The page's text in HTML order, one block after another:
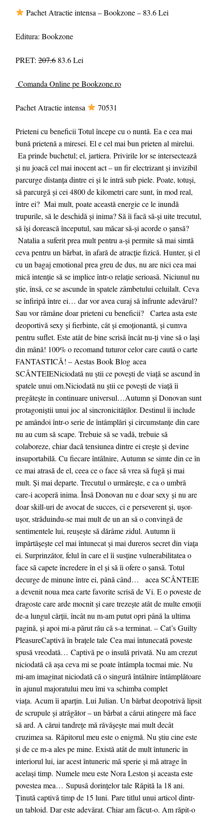
Pachet Atractie intensa – Bookzone – 83.6 Lei
Editura: Bookzone
PRET: 207.6 83.6 Lei
Comanda Online pe Bookzone.ro
Pachet Atractie intensa 70531
Prieteni cu beneficii Totul începe cu o nuntă. Ea e cea mai
bună prietenă a miresei. El e cel mai bun prieten al mirelui.
Ea prinde buchetul; el, jartiera. Privirile lor se intersectează
și nu joacă cel mai inocent act – un fir electrizant și invizibil
parcurge distanța dintre ei și le intră sub piele. Poate, totuși,
să parcurgă și cei 4800 de kilometri care sunt, în mod real,
între ei? Mai mult, poate această energie ce le inundă
trupurile, să le deschidă și inima? Să îi facă să-și uite trecutul,
să își dorească începutul, sau măcar să-și acorde o șansă?
Natalia a suferit prea mult pentru a-și permite să mai simtă
ceva pentru un bărbat, în afară de atracție fizică. Hunter, și el
cu un bagaj emotional prea greu de dus, nu are nici cea mai
mică intenție să se implice într-o relație serioasă. Niciunul nu
știe, însă, ce se ascunde în spatele zâmbetului celuilalt. Ceva
se înfiripă între ei… dar vor avea curaj să înfrunte adevărul?
Sau vor rămâne doar prieteni cu beneficii? Cartea asta este
deoportivă sexy și fierbinte, cât și emoționantă, și cumva
pentru suflet. Este atât de bine scrisă încât nu-ți vine să o lași
din mână! 100% o recomand tuturor celor care caută o carte
FANTASTICĂ! – Aestas Book Blog acea
SCÂNTEIENiciodată nu știi ce povești de viață se ascund în
spatele unui om.Niciodată nu știi ce povești de viață îi
pregătește în continuare universul…Autumn și Donovan sunt
protagoniștii unui joc al sincronicităților. Destinul îi include
pe amândoi într-o serie de întâmplări și circumstanțe din care
nu au cum să scape. Trebuie să se vadă, trebuie să
colaboreze, chiar dacă tensiunea dintre ei crește și devine
insuportabilă. Cu fiecare întâlnire, Autumn se simte din ce în
ce mai atrasă de el, ceea ce o face să vrea să fugă și mai
mult. Și mai departe. Trecutul o urmărește, e ca o umbră
care-i acoperă inima. Însă Donovan nu e doar sexy și nu are
doar skill-uri de avocat de succes, ci e perseverent și, ușor-
ușor, străduindu-se mai mult de un an să o convingă de
sentimentele lui, reușește să dărâme zidul. Autumn îi
împărtășește cel mai întunecat și mai dureros secret din viața
ei. Surprinzător, felul în care el îi susține vulnerabilitatea o
face să capete încredere în el și să îi ofere o șansă. Totul
decurge de minune între ei, până când… acea SCÂNTEIE
a devenit noua mea carte favorite scrisă de Vi. E o poveste de
dragoste care arde mocnit și care trezește atât de multe emoții
de-a lungul cărții, încât nu m-am putut opri până la ultima
pagină, și apoi mi-a părut rău că s-a terminat. – Cat’s Guilty
PleasureCaptivă în brațele tale Cea mai întunecată poveste
spusă vreodată… Captivă pe o insulă privată. Nu am crezut
niciodată că așa ceva mi se poate întâmpla tocmai mie. Nu
mi-am imaginat niciodată că o singură întâlnire întâmplătoare
în ajunul majoratului meu îmi va schimba complet
viața. Acum îi aparțin. Lui Julian. Un bărbat deopotrivă lipsit
de scrupule și atrăgător – un bărbat a cărui atingere mă face
să ard. A cărui tandrețe mă răvășește mai mult decât
cruzimea sa. Răpitorul meu este o enigmă. Nu știu cine este
și de ce m-a ales pe mine. Există atât de mult întuneric în
interiorul lui, iar acest întuneric mă sperie și mă atrage în
același timp. Numele meu este Nora Leston și aceasta este
povestea mea… Supusă dorințelor tale Răpită la 18 ani.
Ținută captivă timp de 15 luni. Pare titlul unui articol dintr-
un tabloid. Dar este adevărat. Chiar am făcut-o. Am răpit-o